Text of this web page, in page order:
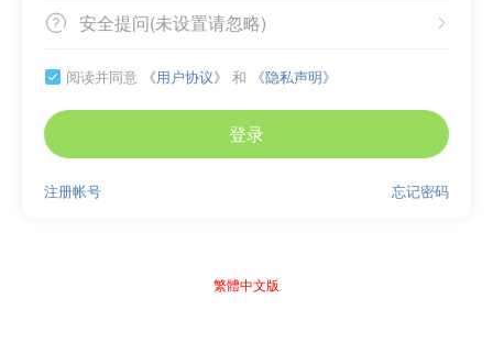
 
安全提问(未设置请忽略)
 阅读并同意 《用户协议》 和 《隐私声明》
登录
忘记密码
注册帐号
繁體中文版